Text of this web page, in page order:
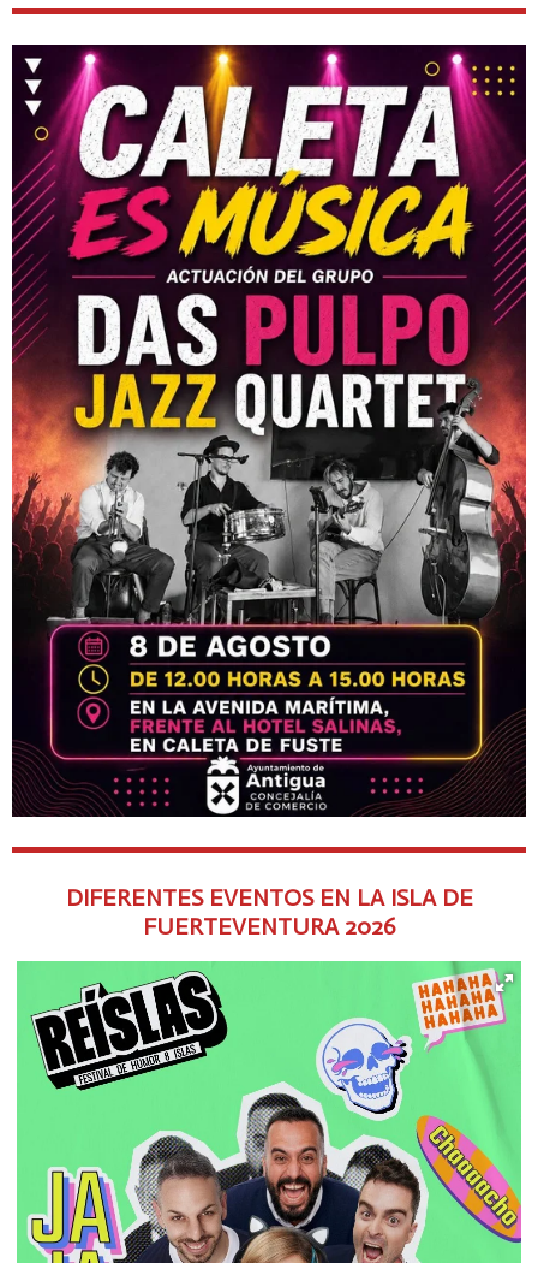
DIFERENTES EVENTOS EN LA ISLA DE
FUERTEVENTURA 2026